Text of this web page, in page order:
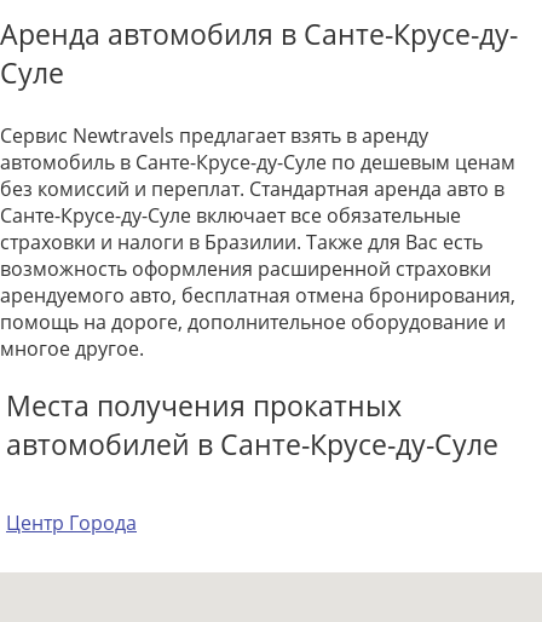
Аренда автомобиля в Санте-Крусе-ду-
Суле
Сервис Newtravels предлагает взять в аренду
автомобиль в Санте-Крусе-ду-Суле по дешевым ценам
без комиссий и переплат. Стандартная аренда авто в
Санте-Крусе-ду-Суле включает все обязательные
страховки и налоги в Бразилии. Также для Вас есть
возможность оформления расширенной страховки
арендуемого авто, бесплатная отмена бронирования,
помощь на дороге, дополнительное оборудование и
многое другое.
Места получения прокатных
автомобилей в Санте-Крусе-ду-Суле
Центр Города